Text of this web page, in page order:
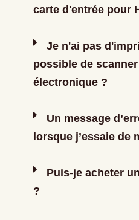
carte d'entrée pour
Je n'ai pas
possible de
électronique ?
Un message
lorsque j’essaie de
Puis-je acheter
?